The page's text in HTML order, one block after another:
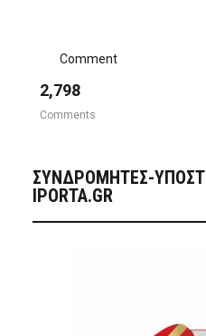
Comment
2,798
Comments
ΣΥΝΔΡΟΜΗΤΈΣ-
IPORTA.GR